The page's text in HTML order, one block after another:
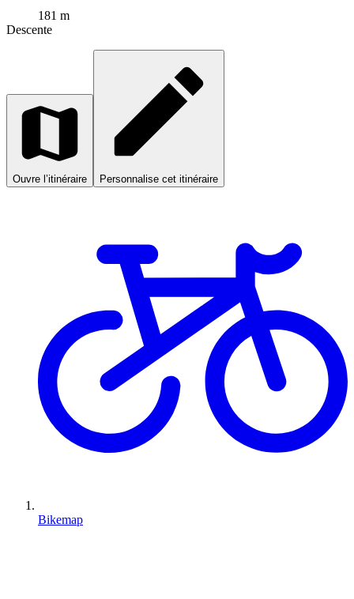
181 m
Descente
Ouvre l’itinéraire Personnalise cet itinéraire
Bikemap